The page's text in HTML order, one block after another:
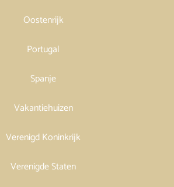
Oostenrijk
Portugal
Spanje
Vakantiehuizen
Verenigd Koninkrijk
Verenigde Staten